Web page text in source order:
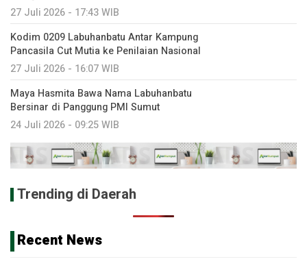
27 Juli 2026 - 17:43 WIB
Kodim 0209 Labuhanbatu Antar Kampung
Pancasila Cut Mutia ke Penilaian Nasional
27 Juli 2026 - 16:07 WIB
Maya Hasmita Bawa Nama Labuhanbatu
Bersinar di Panggung PMI Sumut
24 Juli 2026 - 09:25 WIB
Trending di Daerah
Recent News